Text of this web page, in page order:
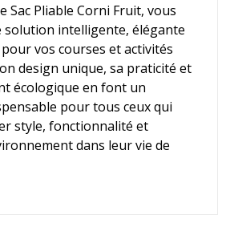
Sac Pliable Corni Fruit, vous
intelligente, élégante
vos courses et activités
design unique, sa praticité et
écologique en font un
pour tous ceux qui
style, fonctionnalité et
dans leur vie de